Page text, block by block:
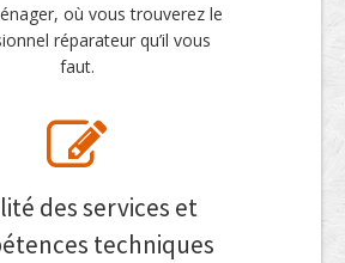
où vous trouverez le
réparateur qu’il vous
faut.
des services et
techniques